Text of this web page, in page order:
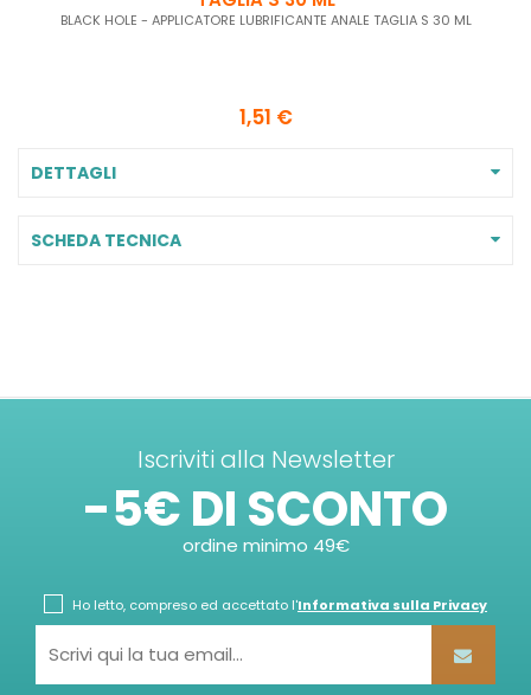
BLACK HOLE - APPLICATORE LUBRIFICANTE ANALE TAGLIA S 30 ML
1,51 €
DETTAGLI
SCHEDA TECNICA
Iscriviti alla Newsletter
-5€ DI SCONTO
ordine minimo 49€
Ho letto, compreso ed accettato l'Informativa sulla Privacy